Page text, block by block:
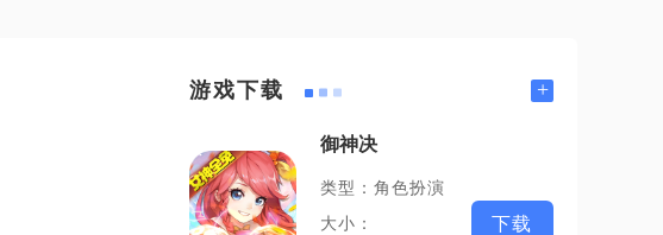
游戏下载 +
御神决
类型：角色扮演
大小：
下载